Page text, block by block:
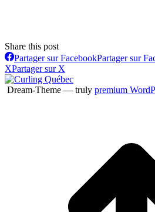
Share this post
Partager sur FacebookPartager sur
XPartager sur X
Dream-Theme — truly premium